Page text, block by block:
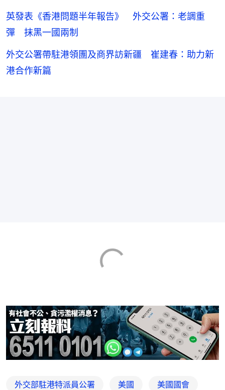
英發表《香港問題半年報告》 外交公署：老調重
彈 抹黑一國兩制
外交公署帶駐港領團及商界訪新疆 崔建春：助力新
港合作新篇
外交部駐港特派員公署 美國 美國國會